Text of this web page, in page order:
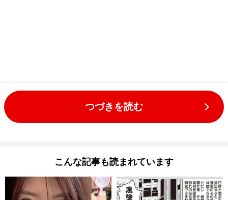
つづきを読む
こんな記事も読まれています